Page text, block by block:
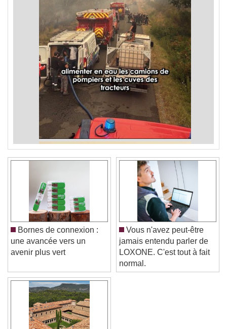
Bornes de connexion :
une avancée vers un
Vous n'avez peut-être
jamais entendu parler de
LOXONE. C'est tout à fait
normal.